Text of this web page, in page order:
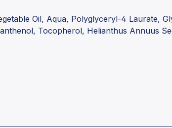
Oil, Aqua, Polyglyceryl-4 Laurate,
Tocopherol, Helianthus Annuus